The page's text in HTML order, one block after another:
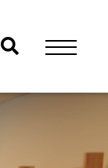
Search